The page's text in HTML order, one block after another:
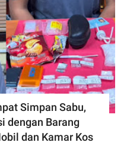
Simpan Sabu,
dengan Barang
dan Kamar Kos